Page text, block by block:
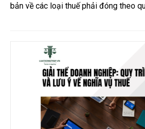
bản về các loại thuế phải đóng theo